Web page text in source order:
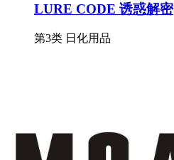
LURE CODE 诱惑解密
第3类 日化用品